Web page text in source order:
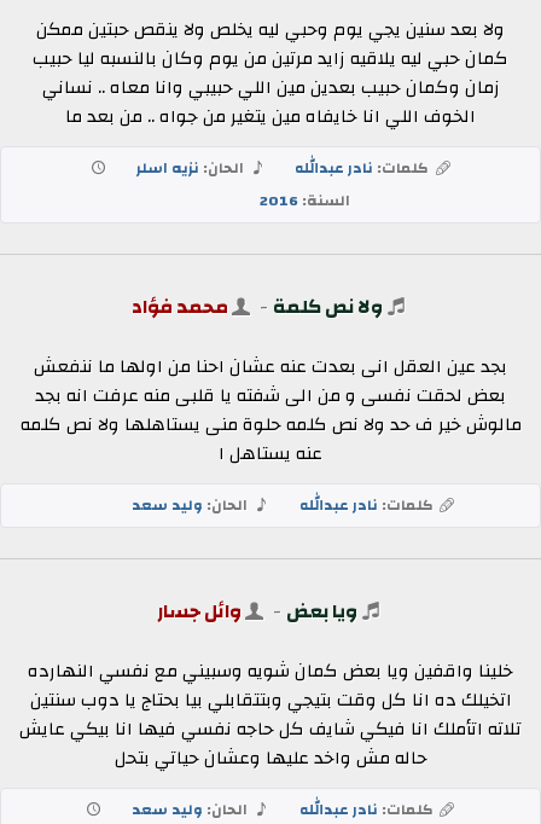
ولا بعد سنين يجي يوم وحبي ليه يخلص ولا ينقص حبتين ممكن
كمان حبي ليه يلاقيه زايد مرتين من يوم وكان بالنسبه ليا حبيب
زمان وكمان حبيب بعدين مين اللي حبيبي وانا معاه .. نساني
الخوف اللي انا خايفاه مين يتغير من جواه .. من بعد ما
كلمات: نادر عبدالله الحان: نزيه اسلر
السنة:2016
ولا نص كلمة - محمد فؤاد
بجد عين العقل انى بعدت عنه عشان احنا من اولها ما ننفعش
بعض لحقت نفسى و من الى شفته يا قلبى منه عرفت انه بجد
مالوش خير ف حد ولا نص كلمه حلوة منى يستاهلها ولا نص كلمه
عنه يستاهل ا
كلمات: نادر عبدالله الحان: وليد سعد
ويا بعض - وائل جسار
خلينا واقفين ويا بعض كمان شويه وسبيني مع نفسي النهارده
اتخيلك ده انا كل وقت بتيجي وبتتقابلي بيا بحتاج يا دوب سنتين
تلاته اتأملك انا فيكي شايف كل حاجه نفسي فيها انا بيكي عايش
حاله مش واخد عليها وعشان حياتي بتحل
كلمات: نادر عبدالله الحان: وليد سعد